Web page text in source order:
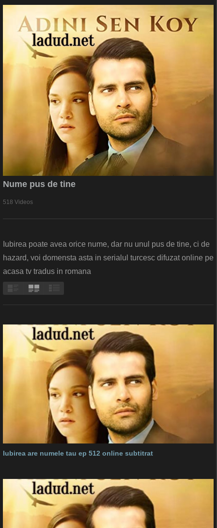
Nume pus de tine
518 Videos
Iubirea poate avea orice nume, dar nu unul pus de tine, ci de
hazard, voi domensta asta in serialul turcesc difuzat online pe
acasa tv tradus in romana
Iubirea are numele tau ep 512 online subtitrat